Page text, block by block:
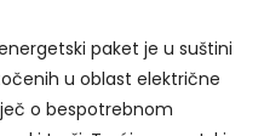
paket je u suštini
u oblast električne
o bespotrebnom